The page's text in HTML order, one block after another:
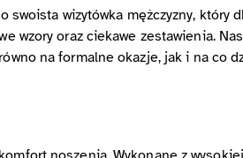
wizytówka mężczyzny, który
wzory oraz ciekawe zestawienia.
na formalne okazje, jak i na co